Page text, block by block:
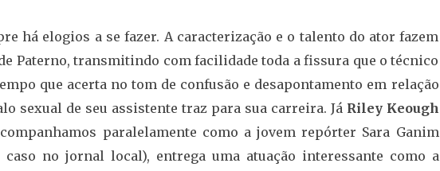
há elogios a se fazer. A caracterização e o talento do ator fazem
Paterno, transmitindo com facilidade toda a fissura que o técnico
que acerta no tom de confusão e desapontamento em relação
sexual de seu assistente traz para sua carreira. Já Riley Keough
paralelamente como a jovem repórter Sara Ganim
no jornal local), entrega uma atuação interessante como a